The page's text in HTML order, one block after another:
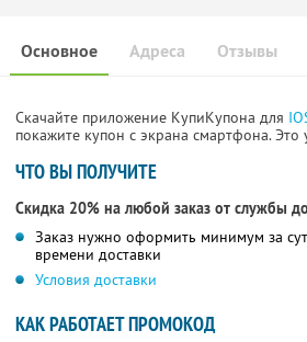
Основное Отзывы
Адреса
Скачайте приложение КупиКупона для
покажите купон с экрана смартфона. Это
ЧТО ВЫ ПОЛУЧИТЕ
Скидка 20% на любой заказ от службы
Заказ нужно оформить минимум за
времени доставки
Условия доставки
КАК РАБОТАЕТ ПРОМОКОД